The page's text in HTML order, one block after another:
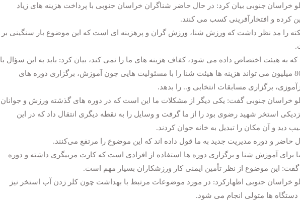
خراسان جنوبی بیان کرد: در حال حاضر شناگران خراسان جنوبی با پرداخت هزینه های زیاد
و افتخارآفرینی کسب می کنند.
نکته را مد نظر داشت که ورزش شنا، ورزش گران و پرهزینه ای است که این موضوع بار سنگینی بر
که به هیئت اختصاص داده می شود، کفاف هزینه های ما را نمی کند، بیان کرد: باید به این سؤال با
صداقت پاسخ دهیم که آیا 70 یا 80 میلیون می تواند هزینه ها هیئت شنا را با مسئولیت هایی چون آموزش، برگزاری دوره های
برگزاری مسابقات انتخابی و.. را بدهد.
خراسان جنوبی گفت: یکی دیگر از مشکلات ما این است که در دوره های گذشته ورزش و جوانان
استخر شهید رضوی بود را از ما گرفت و وسایل را به نقطه دیگری انتقال داد که در این
دید و آن مکان را تبدیل به خانه جوان کردند.
حاضر و دوره مدیریت جدید به ما قول داده اند که این موضوع را مرتفع می‌کنند.
ما برای آموزش شنا و برگزاری دوره ها استفاده از افرادی است که کارت مربیگری داشته و دوره
گفت: این موضوع از نظر تأمین ایمنی کار ورزشکاران بسیار مهم است.
خراسان جنوبی اظهارکرد: در مورد موضوعات مرتبط با بهداشت چون کلر زدن آب استخر نیز
ها متولی انجام می شود.